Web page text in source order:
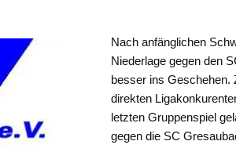
Nach anfänglichen
Niederlage gegen den
besser ins Geschehen.
direkten
letzten Gruppenspiel
gegen die SC